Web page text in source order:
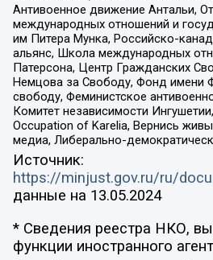
Антивоенное движение Антальи,
международных отношений и
им Питера Мунка, Российско-
альянс, Школа международных
Патерсона, Центр Гражданских
Немцова за Свободу, Фонд имени
свободу, Феминистское
Комитет независимости
Occupation of Karelia, Вернись
медиа, Либерально-
Источник:
https://minjust.gov.ru/ru/
данные на 13.05.2024
* Сведения реестра НКО,
функции иностранного